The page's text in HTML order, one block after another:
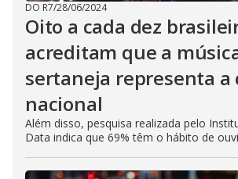
DO R7/28/06/2024
Oito a cada dez
acreditam que a
sertaneja representa a
nacional
Além disso, pesquisa realizada pelo
Data indica que 69% têm o hábito de